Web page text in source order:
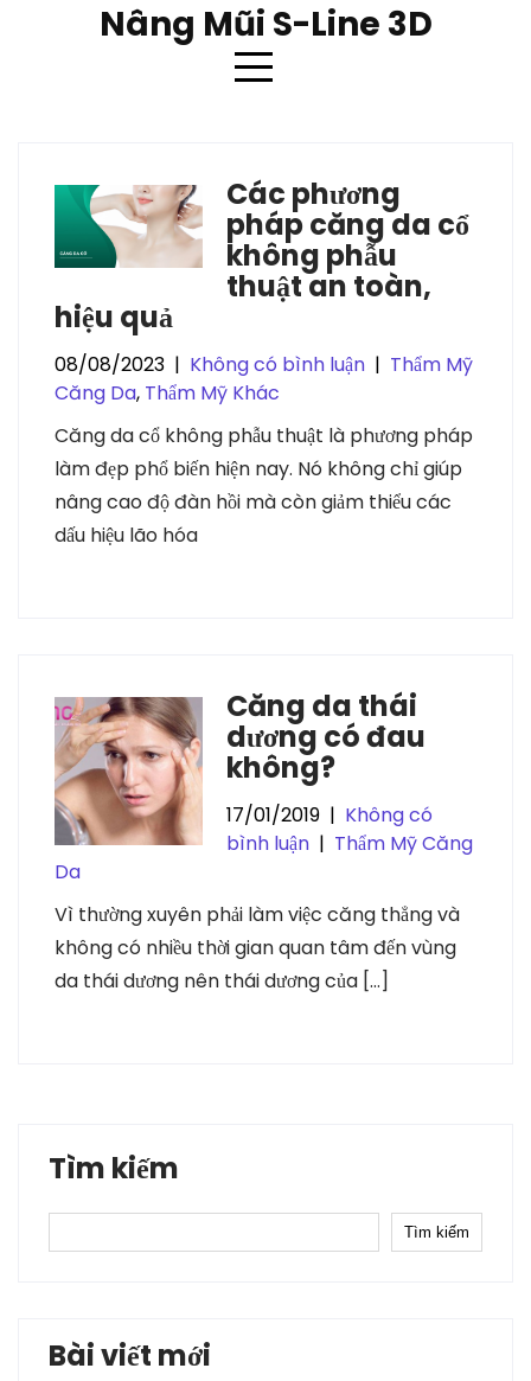
Nâng Mũi S-Line 3D
Danh mục:Thẩm Mỹ Căng Da
Các phương
pháp căng da cổ
không phẫu
thuật an toàn,
hiệu quả
08/08/2023 | Không có bình luận | Thẩm Mỹ
Căng Da, Thẩm Mỹ Khác
Căng da cổ không phẫu thuật là phương pháp
làm đẹp phổ biến hiện nay. Nó không chỉ giúp
nâng cao độ đàn hồi mà còn giảm thiểu các
dấu hiệu lão hóa
Căng da thái
dương có đau
không?
17/01/2019 | Không có
bình luận | Thẩm Mỹ Căng
Da
Vì thường xuyên phải làm việc căng thẳng và
không có nhiều thời gian quan tâm đến vùng
da thái dương nên thái dương của […]
Tìm kiếm
Tìm kiếm
Bài viết mới